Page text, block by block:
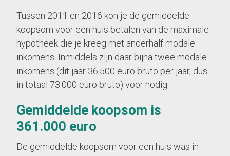
Tussen 2011 en 2016 kon je de gemiddelde
koopsom voor een huis betalen van de maximale
hypotheek die je kreeg met anderhalf modale
inkomens. Inmiddels zijn daar bijna twee modale
inkomens (dit jaar 36.500 euro bruto per jaar, dus
in totaal 73.000 euro bruto) voor nodig.
Gemiddelde koopsom is
361.000 euro
De gemiddelde koopsom voor een huis was in